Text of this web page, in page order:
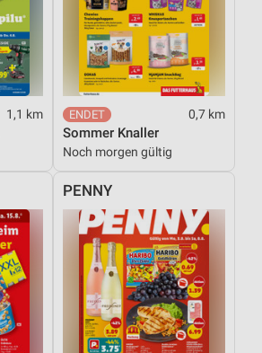
1,1 km 0,7 km
Sommer Knaller
Noch morgen gültig
PENNY